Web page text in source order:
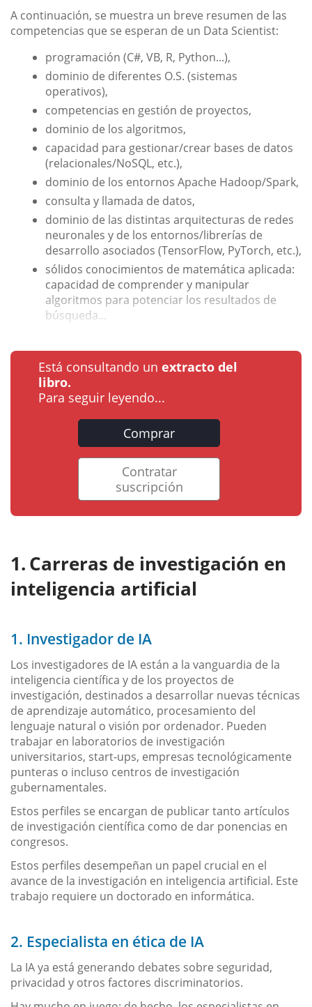
A continuación, se muestra un breve resumen de las
competencias que se esperan de un Data Scientist:
programación (C#, VB, R, Python...),
dominio de diferentes O.S. (sistemas
operativos),
competencias en gestión de proyectos,
dominio de los algoritmos,
capacidad para gestionar/crear bases de datos
(relacionales/NoSQL, etc.),
dominio de los entornos Apache Hadoop/Spark,
consulta y llamada de datos,
dominio de las distintas arquitecturas de redes
neuronales y de los entornos/librerías de
desarrollo asociados (TensorFlow, PyTorch, etc.),
sólidos conocimientos de matemática aplicada:
capacidad de comprender y manipular
algoritmos para potenciar los resultados de
búsqueda...
Está consultando un extracto del
libro.
Para seguir leyendo...
Comprar
Contratar
suscripción
Carreras de investigación en
inteligencia artificial
1. Investigador de IA
Los investigadores de IA están a la vanguardia de la
inteligencia científica y de los proyectos de
investigación, destinados a desarrollar nuevas técnicas
de aprendizaje automático, procesamiento del
lenguaje natural o visión por ordenador. Pueden
trabajar en laboratorios de investigación
universitarios, start-ups, empresas tecnológicamente
punteras o incluso centros de investigación
gubernamentales.
Estos perfiles se encargan de publicar tanto artículos
de investigación científica como de dar ponencias en
congresos.
Estos perfiles desempeñan un papel crucial en el
avance de la investigación en inteligencia artificial. Este
trabajo requiere un doctorado en informática.
2. Especialista en ética de IA
La IA ya está generando debates sobre seguridad,
privacidad y otros factores discriminatorios.